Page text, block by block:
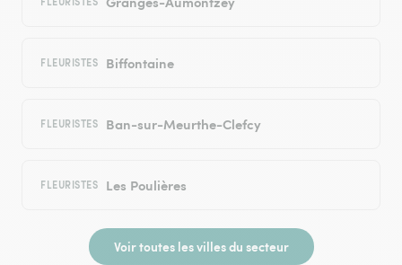
FLEURISTES Biffontaine
FLEURISTES Ban-sur-Meurthe-Clefcy
FLEURISTES Les Poulières
Voir toutes les villes du secteur